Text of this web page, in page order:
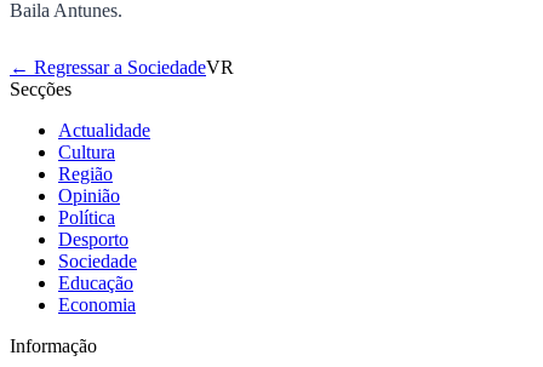
Baila Antunes.
← Regressar a SociedadeVR
Secções
Actualidade
Cultura
Região
Opinião
Política
Desporto
Sociedade
Educação
Economia
Informação